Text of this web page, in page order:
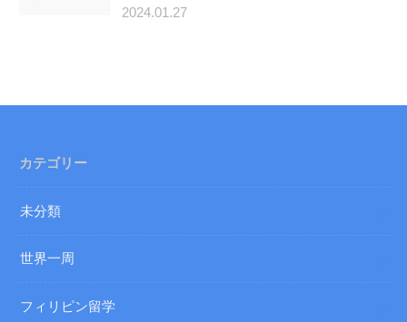
2024.01.27
カテゴリー
未分類
世界一周
フィリピン留学